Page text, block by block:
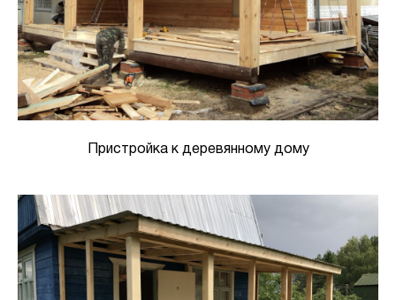
Пристройка к деревянному дому